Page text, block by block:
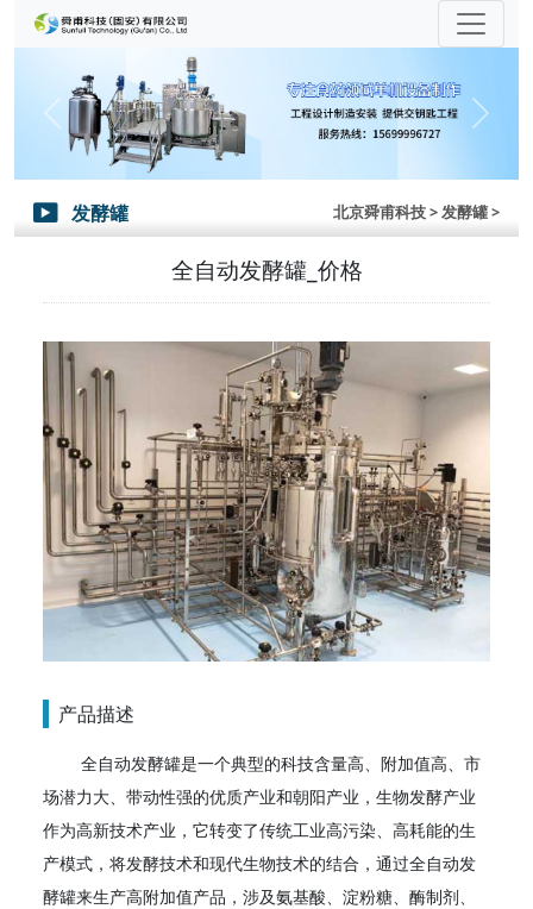
Previous Next
 发酵罐 北京舜甫科技> 发酵罐 >
全自动发酵罐_价格
产品描述
全自动发酵罐是一个典型的科技含量高、附加值高、市
场潜力大、带动性强的优质产业和朝阳产业，生物发酵产业
作为高新技术产业，它转变了传统工业高污染、高耗能的生
产模式，将发酵技术和现代生物技术的结合，通过全自动发
酵罐来生产高附加值产品，涉及氨基酸、淀粉糖、酶制剂、